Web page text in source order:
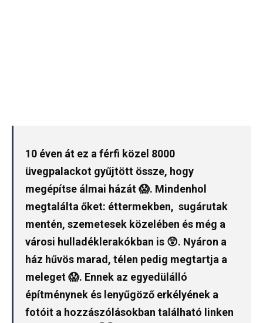
10 éven át ez a férfi közel 8000
üvegpalackot gyűjtött össze, hogy
megépítse álmai házát 😱. Mindenhol
megtalálta őket: éttermekben, sugárutak
mentén, szemetesek közelében és még a
városi hulladéklerakókban is 😲. Nyáron a
ház hűvös marad, télen pedig megtartja a
meleget 😱. Ennek az egyedülálló
építménynek és lenyűgöző erkélyének a
fotóit a hozzászólásokban található linken